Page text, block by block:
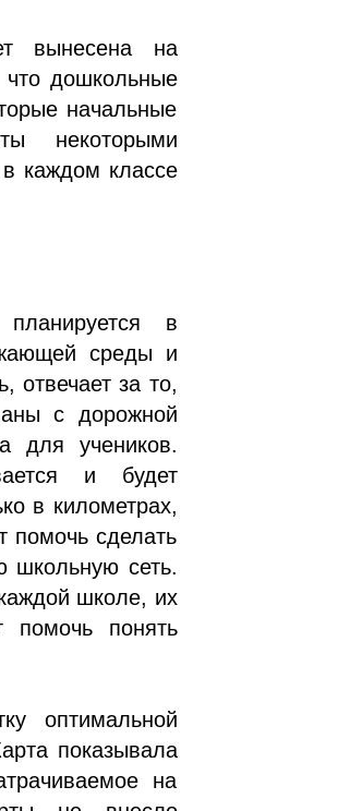
вынесена на
дошкольные
начальные
некоторыми
каждом классе
в
среды и
отвечает за то,
с дорожной
для учеников.
и будет
в километрах,
помочь сделать
школьную сеть.
школе, их
помочь понять
оптимальной
показывала
на